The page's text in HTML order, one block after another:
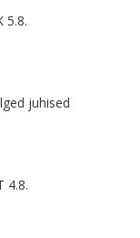
5.8.
juhised
4.8.